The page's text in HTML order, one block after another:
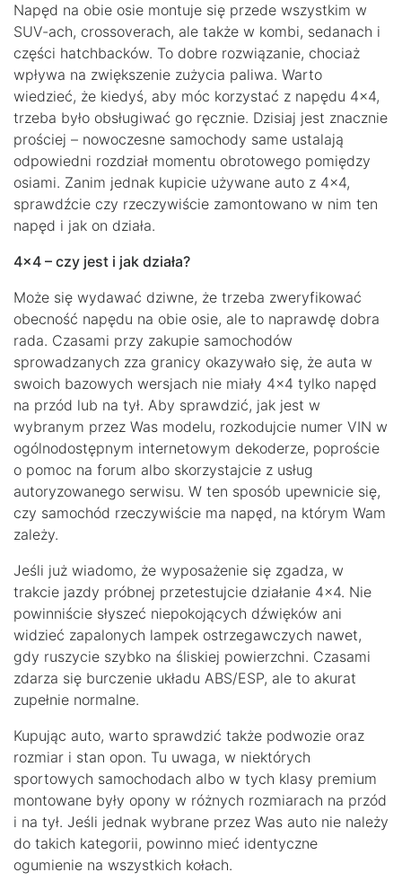
Napęd na obie osie montuje się przede wszystkim w
SUV-ach, crossoverach, ale także w kombi, sedanach i
części hatchbacków. To dobre rozwiązanie, chociaż
wpływa na zwiększenie zużycia paliwa. Warto
wiedzieć, że kiedyś, aby móc korzystać z napędu 4×4,
trzeba było obsługiwać go ręcznie. Dzisiaj jest znacznie
prościej – nowoczesne samochody same ustalają
odpowiedni rozdział momentu obrotowego pomiędzy
osiami. Zanim jednak kupicie używane auto z 4×4,
sprawdźcie czy rzeczywiście zamontowano w nim ten
napęd i jak on działa.
4×4 – czy jest i jak działa?
Może się wydawać dziwne, że trzeba zweryfikować
obecność napędu na obie osie, ale to naprawdę dobra
rada. Czasami przy zakupie samochodów
sprowadzanych zza granicy okazywało się, że auta w
swoich bazowych wersjach nie miały 4×4 tylko napęd
na przód lub na tył. Aby sprawdzić, jak jest w
wybranym przez Was modelu, rozkodujcie numer VIN w
ogólnodostępnym internetowym dekoderze, poproście
o pomoc na forum albo skorzystajcie z usług
autoryzowanego serwisu. W ten sposób upewnicie się,
czy samochód rzeczywiście ma napęd, na którym Wam
zależy.
Jeśli już wiadomo, że wyposażenie się zgadza, w
trakcie jazdy próbnej przetestujcie działanie 4×4. Nie
powinniście słyszeć niepokojących dźwięków ani
widzieć zapalonych lampek ostrzegawczych nawet,
gdy ruszycie szybko na śliskiej powierzchni. Czasami
zdarza się burczenie układu ABS/ESP, ale to akurat
zupełnie normalne.
Kupując auto, warto sprawdzić także podwozie oraz
rozmiar i stan opon. Tu uwaga, w niektórych
sportowych samochodach albo w tych klasy premium
montowane były opony w różnych rozmiarach na przód
i na tył. Jeśli jednak wybrane przez Was auto nie należy
do takich kategorii, powinno mieć identyczne
ogumienie na wszystkich kołach.